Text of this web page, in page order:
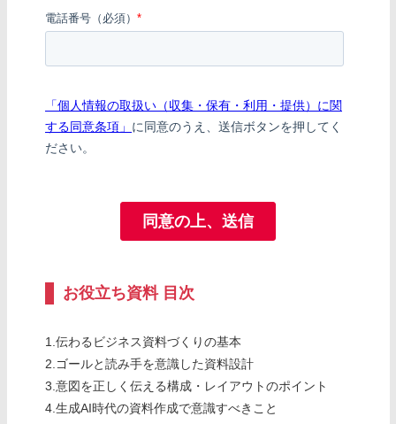
お役立ち資料 目次
1.伝わるビジネス資料づくりの基本
2.ゴールと読み手を意識した資料設計
3.意図を正しく伝える構成・レイアウトのポイント
4.生成AI時代の資料作成で意識すべきこと